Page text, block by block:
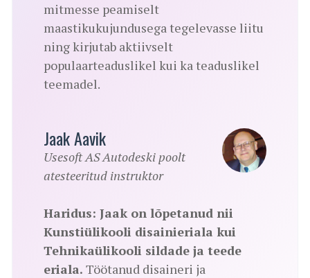
mitmesse peamiselt
maastikukujundusega tegelevasse liitu
ning kirjutab aktiivselt
populaarteaduslikel kui ka teaduslikel
teemadel.
Jaak Aavik
Usesoft AS Autodeski poolt
atesteeritud instruktor
Haridus: Jaak on lõpetanud nii
Kunstiülikooli disainieriala kui
Tehnikaülikooli sildade ja teede
eriala. Töötanud disaineri ja